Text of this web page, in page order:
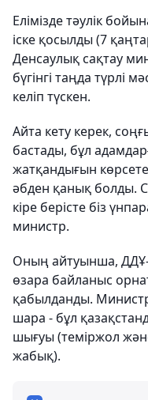
Елімізде тәулік
іске қосылды (7
Денсаулық сақтау
бүгінгі таңда түрлі
келіп түскен.
Айта кету керек,
бастады, бұл
жатқандығын
әбден қанық болды.
кіре берісте біз
министр.
Оның айтуынша, ДДҰ-
өзара байланыс
қабылданды.
шара - бұл
шығуы (теміржол
жабық).